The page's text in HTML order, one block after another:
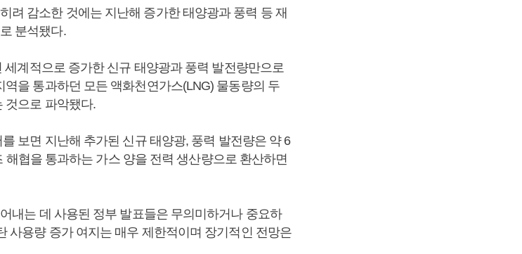
려 감소한 것에는 지난해 증가한 태양광과 풍력 등 재
분석됐다.
계적으로 증가한 신규 태양광과 풍력 발전량만으로
을 통과하던 모든 액화천연가스(LNG) 물동량의 두
것으로 파악됐다.
보면 지난해 추가된 신규 태양광, 풍력 발전량은 약 6
해협을 통과하는 가스 양을 전력 생산량으로 환산하면
내는 데 사용된 정부 발표들은 무의미하거나 중요하
사용량 증가 여지는 매우 제한적이며 장기적인 전망은